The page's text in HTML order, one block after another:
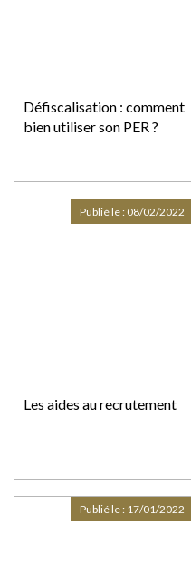
Défiscalisation : comment
bien utiliser son PER ?
Les aides au recrutement
Publié le : 08/02/2022
Publié le : 17/01/2022